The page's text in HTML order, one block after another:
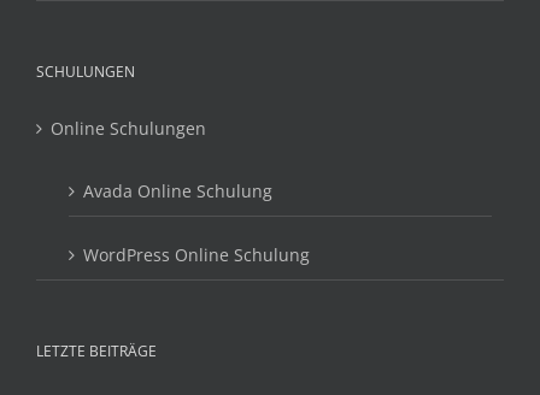
SCHULUNGEN
Online Schulungen
Avada Online Schulung
WordPress Online Schulung
LETZTE BEITRÄGE